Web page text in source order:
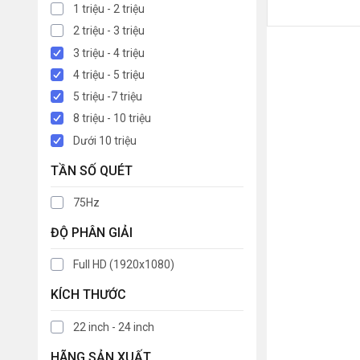
1 triệu - 2 triệu
2 triệu - 3 triệu
3 triệu - 4 triệu
4 triệu - 5 triệu
5 triệu -7 triệu
8 triệu - 10 triệu
Dưới 10 triệu
TẦN SỐ QUÉT
75Hz
ĐỘ PHÂN GIẢI
Full HD (1920x1080)
KÍCH THƯỚC
22 inch - 24 inch
HÃNG SẢN XUẤT